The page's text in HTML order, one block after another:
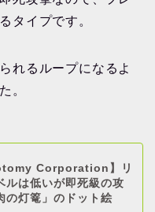
タイプです。
れるループになるよ
。
Corporation】リ
ルは低いが即死級の攻
の灯篭」のドット絵